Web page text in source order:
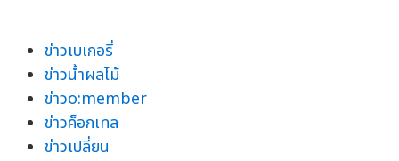
ข่าวเบเกอรี่
ข่าวน้ำผลไม้
ข่าวo:member
ข่าวค็อกเทล
ข่าวเปลี่ยน